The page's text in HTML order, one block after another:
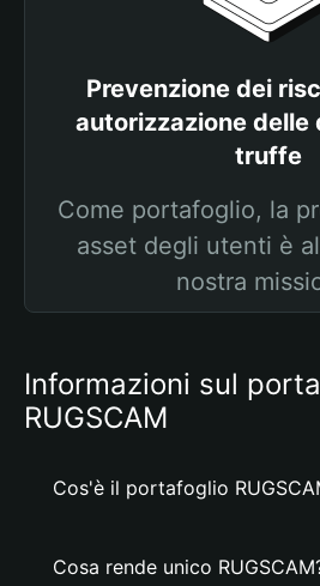
Prevenzione dei
autorizzazione delle
truffe
Come portafoglio, la
asset degli utenti è
nostra
Informazioni sul
RUGSCAM
Cos'è il portafoglio
Cosa rende unico